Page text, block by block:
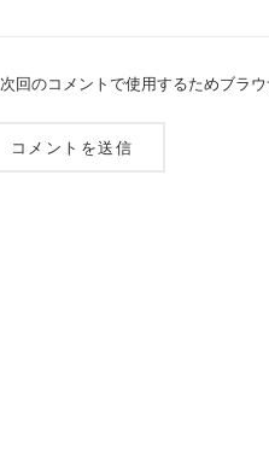
次回のコメントで使用するためブラ